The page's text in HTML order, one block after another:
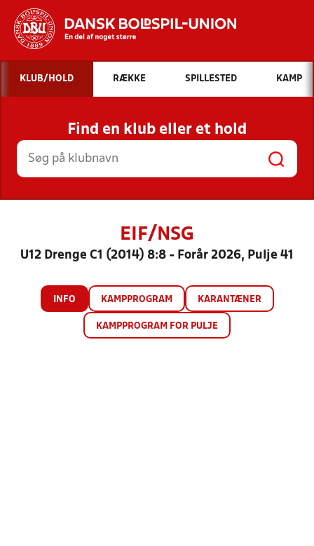
Hvad vil du søge efter?
INDHOLD OG NYHEDER
STILLINGER, RESULTATER, KLUBBER OG
HOLD
KLUB/HOLD RÆKKE SPILLESTED KAMP
Find en klub eller et hold
EIF/NSG
U12 Drenge C1 (2014) 8:8 - Forår 2026, Pulje 41
INFO KAMPPROGRAM KARANTÆNER
KAMPPROGRAM FOR PULJE